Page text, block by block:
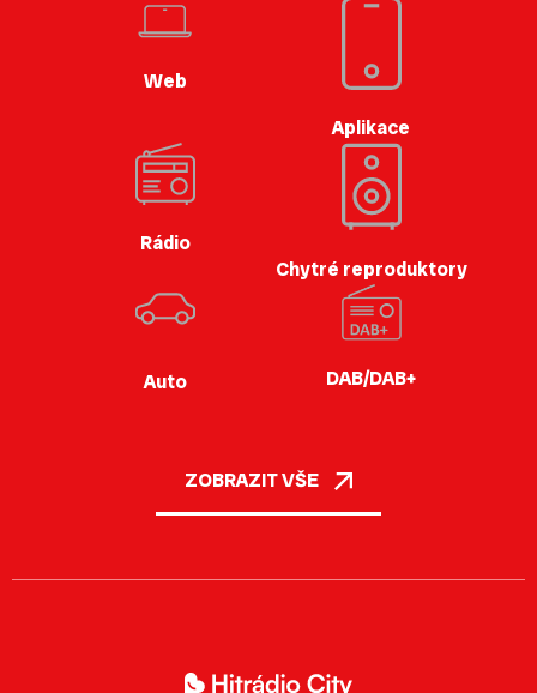
Web
Aplikace
Rádio
Chytré reproduktory
Auto DAB/DAB+
ZOBRAZIT VŠE